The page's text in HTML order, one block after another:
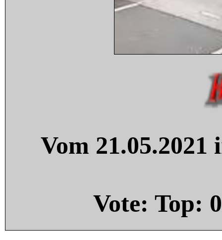
Vom
Vote: Top: 0